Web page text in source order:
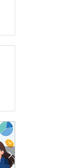
구·군 승진 축하화분 관행 없애자니 소상공인 울상
시민이 개발한 폭염 대응 앱 ‘그늘로’ 길안내 지도 등 인기
골목 맛집 발굴 고메 셀렉션…부산시, 페스티벌 시월 연계